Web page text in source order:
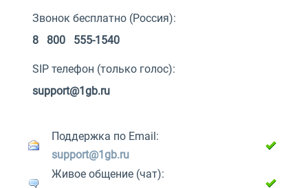
Звонок бесплатно (Россия):
8 800 555-1540
SIP телефон (только голос):
support@1gb.ru
Поддержка по Email:
support@1gb.ru
Живое общение (чат):